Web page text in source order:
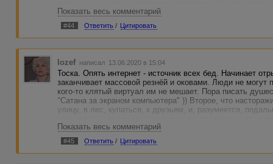
письмо из прошлого в будущее, а не наоборот. Картина
показалось, представляется в виде коммунизма... или
другого, но есть предположение, что это утопично)
Отдельное спасибо за это: "...Чтоб сердцем и душой
книг..." Очень тепло!
В общем и целом я полностью согласен с посылом, но
С плюсиком пока не определился...
С благодарностью за творчество,
Показать весь комментарий
#44 Ответить / Цитировать
Iozef написал 13.06.2020 в 15:04
Тоска. Опять интернет - источник всех бед. Начинает
заканчивает массовой резнёй и оковами. Люди не могут
кого-то клятый виртуал им не мешает. Пора писать
"Сатана за экраном компьютера" )) Второе, что
улицу, в лес, купаться, к друзьям, и, разумеется,
жизни.
Показать весь комментарий
#45 Ответить / Цитировать